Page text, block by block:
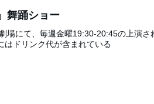
舞踊ショー
にて、毎週金曜19:30-20:45の上演さ
ドリンク代が含まれている